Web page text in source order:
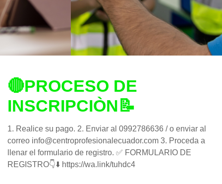
🔴PROCESO DE
INSCRIPCIÒN📝
1. Realice su pago. 2. Enviar al 0992786636 / o enviar al
correo info@centroprofesionalecuador.com 3. Proceda a
llenar el formulario de registro. ✅ FORMULARIO DE
REGISTRO👇⬇️ https://wa.link/tuhdc4